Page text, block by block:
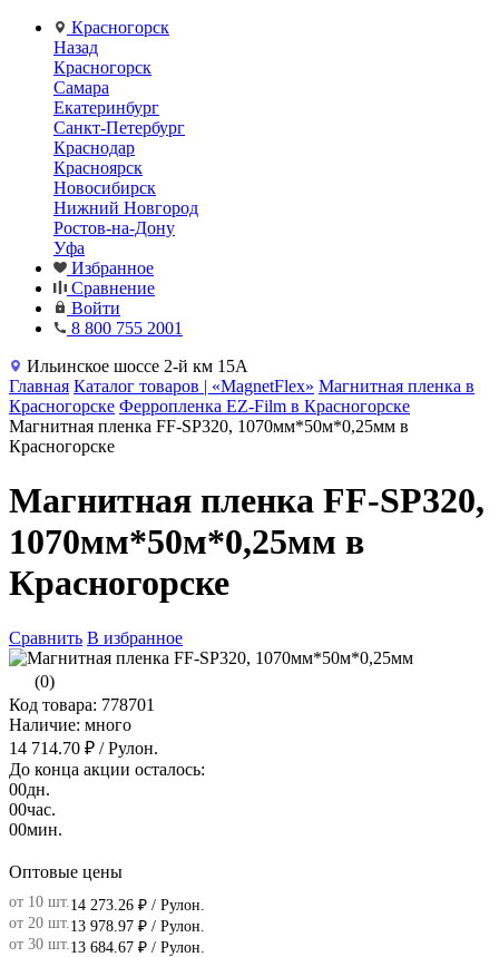
Красногорск
Назад
Красногорск
Самара
Екатеринбург
Санкт-Петербург
Краснодар
Красноярск
Новосибирск
Нижний Новгород
Ростов-на-Дону
Уфа
Избранное
Сравнение
Войти
8 800 755 2001
Ильинское шоссе 2-й км 15А
Главная Каталог товаров | «MagnetFlex» Магнитная пленка в
Красногорске Ферропленка EZ-Film в Красногорске
Магнитная пленка FF-SP320, 1070мм*50м*0,25мм в
Красногорске
Магнитная пленка FF-SP320,
1070мм*50м*0,25мм в
Красногорске
Сравнить В избранное
(0)
Код товара: 778701
Наличие: много
14 714.70 ₽ / Рулон.
До конца акции осталось:
00дн.
00час.
00мин.
Оптовые цены
от 10 шт. 14 273.26 ₽ / Рулон.
от 20 шт. 13 978.97 ₽ / Рулон.
от 30 шт. 13 684.67 ₽ / Рулон.